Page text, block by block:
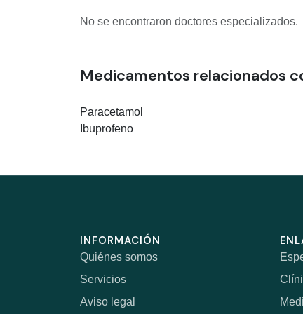
No se encontraron doctores especializados.
Medicamentos relacionados
Paracetamol
Ibuprofeno
INFORMACIÓN
Quiénes somos
Servicios
Aviso legal